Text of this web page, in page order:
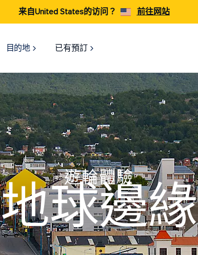
来自United States的访问？ 前往网站
目的地 已有預訂
遊輪體驗
地球邊緣